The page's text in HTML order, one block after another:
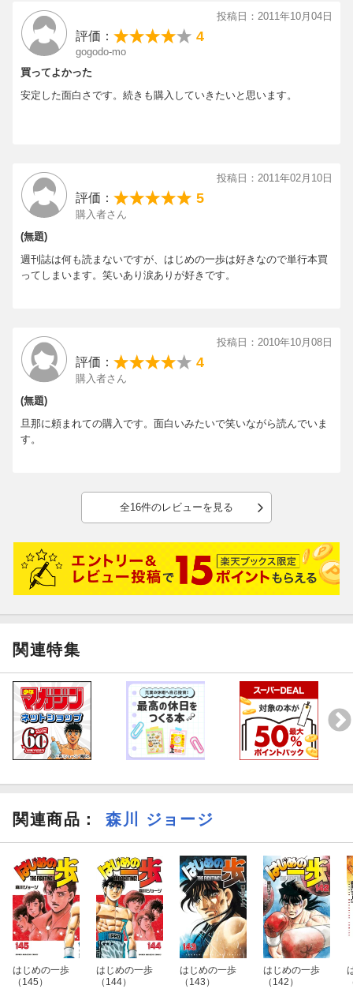
投稿日：2011年10月04日
評価： 4
gogodo-mo
買ってよかった
安定した面白さです。続きも購入していきたいと思います。
投稿日：2011年02月10日
評価： 5
購入者さん
(無題)
週刊誌は何も読まないですが、はじめの一歩は好きなので単行本買
ってしまいます。笑いあり涙ありが好きです。
投稿日：2010年10月08日
評価： 4
購入者さん
(無題)
旦那に頼まれての購入です。面白いみたいで笑いながら読んでいま
す。
全16件のレビューを見る
関連特集
関連商品 ： 森川 ジョージ
はじめの一歩
（145）
はじめの一歩
（144）
はじめの一歩
（143）
はじめの一歩
（142）